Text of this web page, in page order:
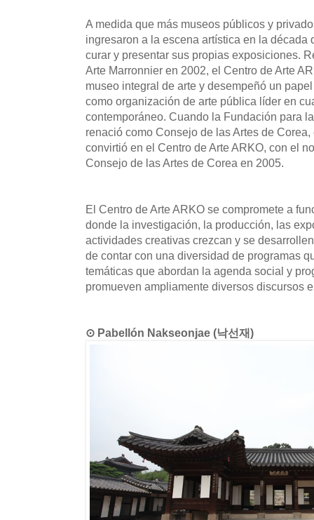
A medida que más museos públicos y
ingresaron a la escena artística en la década
curar y presentar sus propias exposiciones.
Arte Marronnier en 2002, el Centro de Arte
museo integral de arte y desempeñó un
como organización de arte pública líder en
contemporáneo. Cuando la Fundación para
renació como Consejo de las Artes de
convirtió en el Centro de Arte ARKO, con el
Consejo de las Artes de Corea en 2005.
El Centro de Arte ARKO se compromete a
donde la investigación, la producción, las
actividades creativas crezcan y se
de contar con una diversidad de programas
temáticas que abordan la agenda social y
promueven ampliamente diversos discursos
⊙ Pabellón Nakseonjae (낙선재)